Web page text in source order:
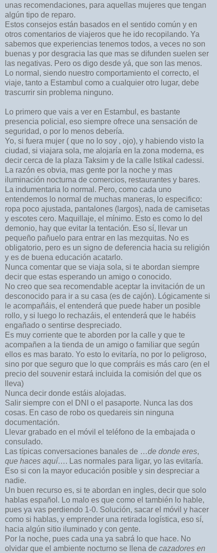
unas recomendaciones, para aquellas mujeres que tengan
algún tipo de reparo.
Estos consejos están basados en el sentido común y en
otros comentarios de viajeros que he ido recopilando. Ya
sabemos que experiencias tenemos todos, a veces no son
buenas y por desgracia las que mas se difunden suelen ser
las negativas. Pero os digo desde yá, que son las menos.
Lo normal, siendo nuestro comportamiento el correcto, el
viaje, tanto a Estambul como a cualquier otro lugar, debe
trascurrir sin problema ninguno.
Lo primero que vais a ver en Estambul, es bastante
presencia policial, eso siempre ofrece una sensación de
seguridad, o por lo menos debería.
Yo, si fuera mujer ( que no lo soy , ojo), y habiendo visto la
ciudad, si viajara sola, me alojaría en la zona moderna, es
decir cerca de la plaza Taksim y de la calle Istikal cadessi.
La razón es obvia, mas gente por la noche y mas
iluminación nocturna de comercios, restaurantes y bares.
La indumentaria lo normal. Pero, como cada uno
entendemos lo normal de muchas maneras, lo especifico:
ropa poco ajustada, pantalones (largos), nada de camisetas
y escotes cero. Maquillaje, el mínimo. Esto es como lo del
demonio, hay que evitar la tentación. Eso sí, llevar un
pequeño pañuelo para entrar en las mezquitas. No es
obligatorio, pero es un signo de deferencia hacia su religión
y es de buena educación acatarlo.
Nunca comentar que se viaja sola, si te abordan siempre
decir que estas esperando un amigo o conocido.
No creo que sea recomendable aceptar la invitación de un
desconocido para ir a su casa (es de cajón). Lógicamente si
le acompañáis, el entenderá que puede haber un posible
rollo, y si luego lo rechazáis, el entenderá que le habéis
engañado o sentirse despreciado.
Es muy corriente que te aborden por la calle y que te
acompañen a la tienda de un amigo o familiar que según
ellos es mas barato. Yo esto lo evitaría, no por lo peligroso,
sino por que seguro que lo que compráis es más caro (en el
precio del souvenir estará incluida la comisión del que os
lleva)
Nunca decir donde estáis alojadas.
Salir siempre con el DNI o el pasaporte. Nunca las dos
cosas. En caso de robo os quedareis sin ninguna
documentación.
Llevar grabado en el móvil el teléfono de la embajada o
consulado.
Las típicas conversaciones banales de …de donde eres,
que haces aquí…. Las normales para ligar, yo las evitaría.
Eso si con la mayor educación posible y sin despreciar a
nadie.
Un buen recurso es, si te abordan en ingles, decir que solo
hablas español. Lo malo es que como el también lo hable,
pues ya vas perdiendo 1-0. Solución, sacar el móvil y hacer
como si hablas, y emprender una retirada logística, eso sí,
hacia algún sitio iluminado y con gente.
Por la noche, pues cada una ya sabrá lo que hace. No
olvidar que el ambiente nocturno se llena de cazadores en